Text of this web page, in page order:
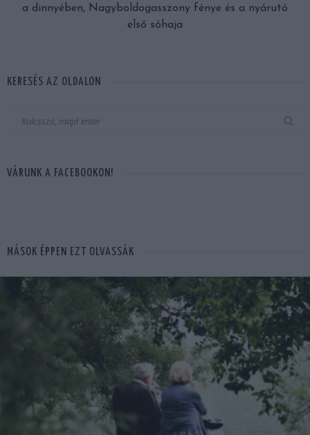
a dinnyében, Nagyboldogasszony fénye és a nyárutó
első sóhaja
KERESÉS AZ OLDALON
VÁRUNK A FACEBOOKON!
MÁSOK ÉPPEN EZT OLVASSÁK